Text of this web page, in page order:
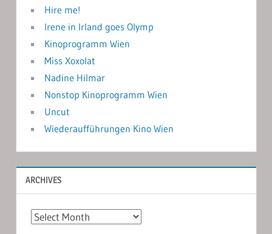
Hire me!
Irene in Irland goes Olymp
Kinoprogramm Wien
Miss Xoxolat
Nadine Hilmar
Nonstop Kinoprogramm Wien
Uncut
Wiederaufführungen Kino Wien
ARCHIVES
Archives